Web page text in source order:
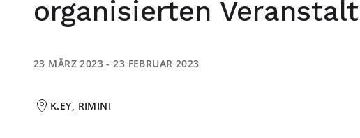
organisierten
23 MÄRZ 2023 - 23 FEBRUAR 2023
K.EY, RIMINI